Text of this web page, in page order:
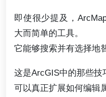
即使很少提及，
大而简单的工具。
它能够搜索并有选择地
这是ArcGIS中的那些技
可以真正扩展如何编辑